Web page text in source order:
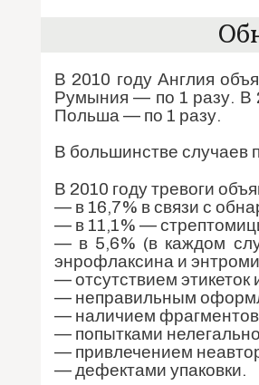
В 2010 году Англия
Румыния — по 1 разу. В
Польша — по 1 разу.
В большинстве случаев
В 2010 году тревоги
— в 16,7% в связи с
— в 11,1% —
— в 5,6% (в каждом
энрофлаксина и
— отсутствием
— неправильным
— наличием фрагментов
— попытками
— привлечением
— дефектами упаковки.